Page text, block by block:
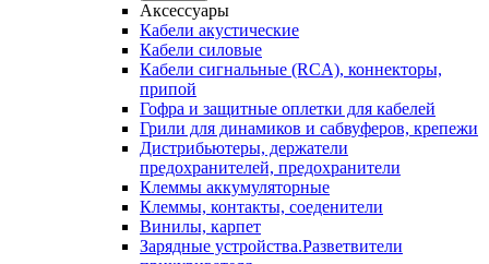
Аксессуары
Кабели акустические
Кабели силовые
Кабели сигнальные (RCA), коннекторы,
припой
Гофра и защитные оплетки для кабелей
Грили для динамиков и сабвуферов, крепежи
Дистрибьютеры, держатели
предохранителей, предохранители
Клеммы аккумуляторные
Клеммы, контакты, соеденители
Винилы, карпет
Зарядные устройства.Разветвители